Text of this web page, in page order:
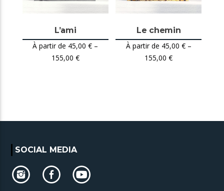
L’ami
45,00€ –
155,00 €
Le chemin
45,00 €–
155,00€
SOCIAL MEDIA